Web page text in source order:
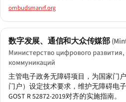
ombudsmanrf.org
数字发展、通信和大众传媒部
Министерство цифрового
коммуникаций
主管电子政务无障碍项目，为国家门
门户）设定技术要求，维护无障碍电
GOST R 52872-2019对齐的实施指南。